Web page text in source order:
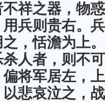
不祥之器，物
用兵则贵右。
，恬澹为上
杀人者，则不
将军居左，
以悲哀泣之，